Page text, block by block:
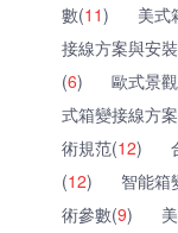
數(11) 美式
接線方案與安
(6) 歐式景
式箱變接線方
術規范(12)
(12) 智能箱
術參數(9)